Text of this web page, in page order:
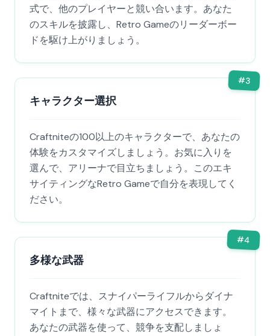
式で、他のプレイヤーと競い合います。あなた
のスキルを披露し、Retro Gameのリーダーボー
ドを駆け上がりましょう。
#3
キャラクター選択
Craftniteの100以上のキャラクターで、あなたの
体験をカスタマイズしましょう。お気に入りを
選んで、アリーナで目立ちましょう。このエキ
サイティングなRetro Gameで自分を表現してく
ださい。
#4
多様な武器
Craftniteでは、スナイパーライフルからダイナ
マイトまで、様々な武器にアクセスできます。
あなたの武器を使って、競争を支配しましょ